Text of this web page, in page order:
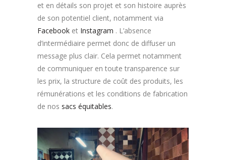
et en détails son projet et son histoire auprès
de son potentiel client, notamment via
Facebook et Instagram . L’absence
d’intermédiaire permet donc de diffuser un
message plus clair. Cela permet notamment
de communiquer en toute transparence sur
les prix, la structure de coût des produits, les
rémunérations et les conditions de fabrication
de nos sacs équitables.